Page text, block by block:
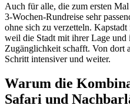
Auch für alle, die zum ersten
3-Wochen-Rundreise sehr
ohne sich zu verzetteln.
weil die Stadt mit ihrer Lage
Zugänglichkeit schafft. Von dort
Schritt intensiver und weiter.
Warum die
Safari und